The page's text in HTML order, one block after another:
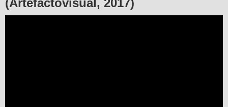
(Artefactovisual, 2017)